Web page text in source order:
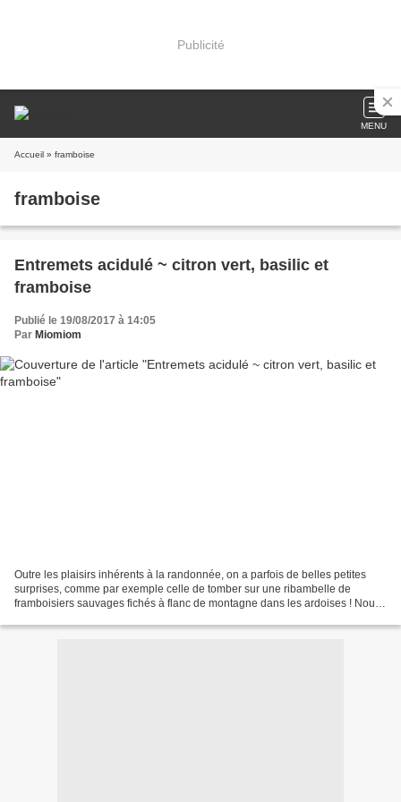
Publicité
MENU
Accueil » framboise
framboise
Entremets acidulé ~ citron vert, basilic et
framboise
Publié le 19/08/2017 à 14:05
Par Miomiom
Outre les plaisirs inhérents à la randonnée, on a parfois de belles petites
surprises, comme par exemple celle de tomber sur une ribambelle de
framboisiers sauvages fichés à flanc de montagne dans les ardoises ! Nous